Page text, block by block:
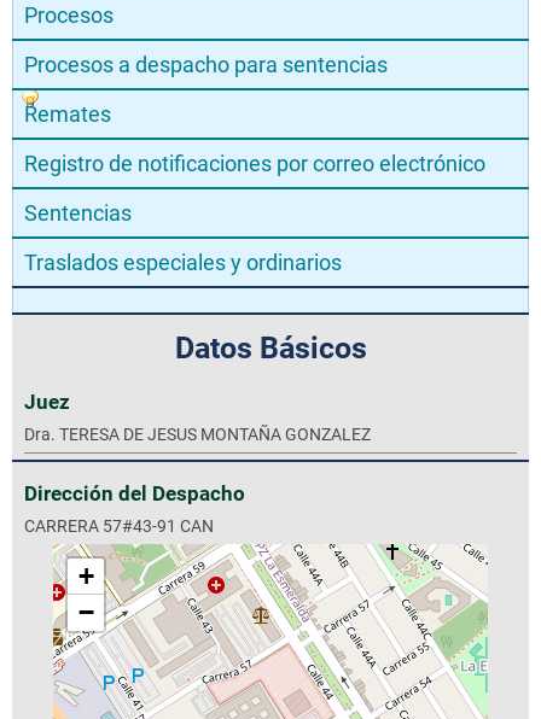
Procesos
Procesos a despacho para sentencias
Remates
Registro de notificaciones por correo electrónico
Sentencias
Traslados especiales y ordinarios
Datos Básicos
Juez
Dra. TERESA DE JESUS MONTAÑA GONZALEZ
Dirección del Despacho
CARRERA 57#43-91 CAN
+
−